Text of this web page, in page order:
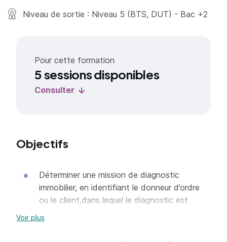
Niveau de sortie : Niveau 5 (BTS, DUT) - Bac +2
Pour cette formation
5 sessions disponibles
Consulter
Objectifs
Déterminer une mission de diagnostic
immobilier, en identifiant le donneur d’ordre
ou le client,dans lequel le diagnostic est
Voir plus